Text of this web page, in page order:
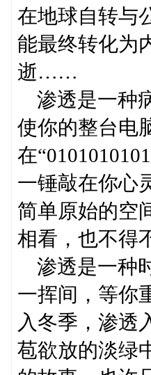
在地球自转与
能最终转化为
逝……
渗透是一种
使你的整台电
在
一锤敲在你心
简单原始的空
相看，也不
渗透是一种
一挥间，等你
入冬季，渗透
苞欲放的淡绿